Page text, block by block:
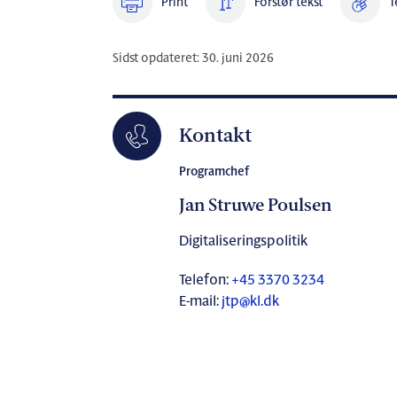
Print Forstør tekst
Sidst opdateret: 30. juni 2026
Kontakt
Programchef
Jan Struwe Poulsen
Digitaliseringspolitik
Telefon:+45 3370 3234
E-mail: jtp@kl.dk